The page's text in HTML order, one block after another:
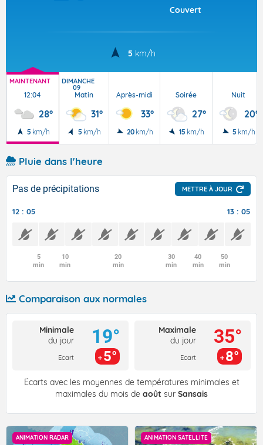
Couvert
5 km/h
MAINTENANT
12:04
28°
5 km/h
DIMANCHE
09
Matin
31°
5 km/h
Après-midi
33°
20 km/h
Soirée
27°
15 km/h
Nuit
20°
5 km/h
Pluie dans l'heure
Pas de précipitations METTRE À JOUR
12 : 05 13 : 05
5
min
10
min
20
min
30
min
40
min
50
min
Comparaison aux normales
Minimale
du jour
Ecart
19°
5°
Maximale
du jour
Ecart
35°
8°
Écarts avec les moyennes de températures minimales et
maximales du mois de août sur Sansais
ANIMATION RADAR ANIMATION SATELLITE